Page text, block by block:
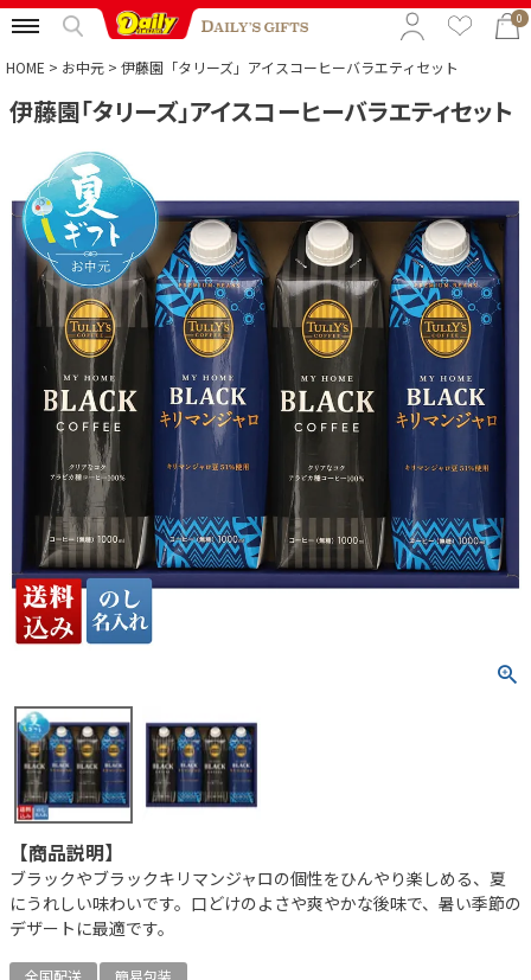
0
特集から選ぶ
予算から選ぶ
カテゴリから選ぶ
贈る相手から選ぶ
HOME お中元 伊藤園「タリーズ」アイスコーヒーバラエティセット
伊藤園「タリーズ」アイスコーヒーバラエティセット
【商品説明】
ブラックやブラックキリマンジャロの個性をひんやり楽しめる、夏
にうれしい味わいです。口どけのよさや爽やかな後味で、暑い季節の
デザートに最適です。